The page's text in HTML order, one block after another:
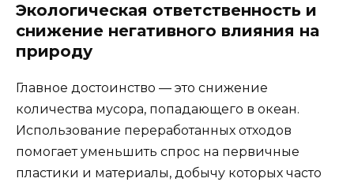
Экологическая ответственность и
снижение негативного влияния на
природу
Главное достоинство — это снижение
количества мусора, попадающего в океан.
Использование переработанных отходов
помогает уменьшить спрос на первичные
пластики и материалы, добычу которых часто